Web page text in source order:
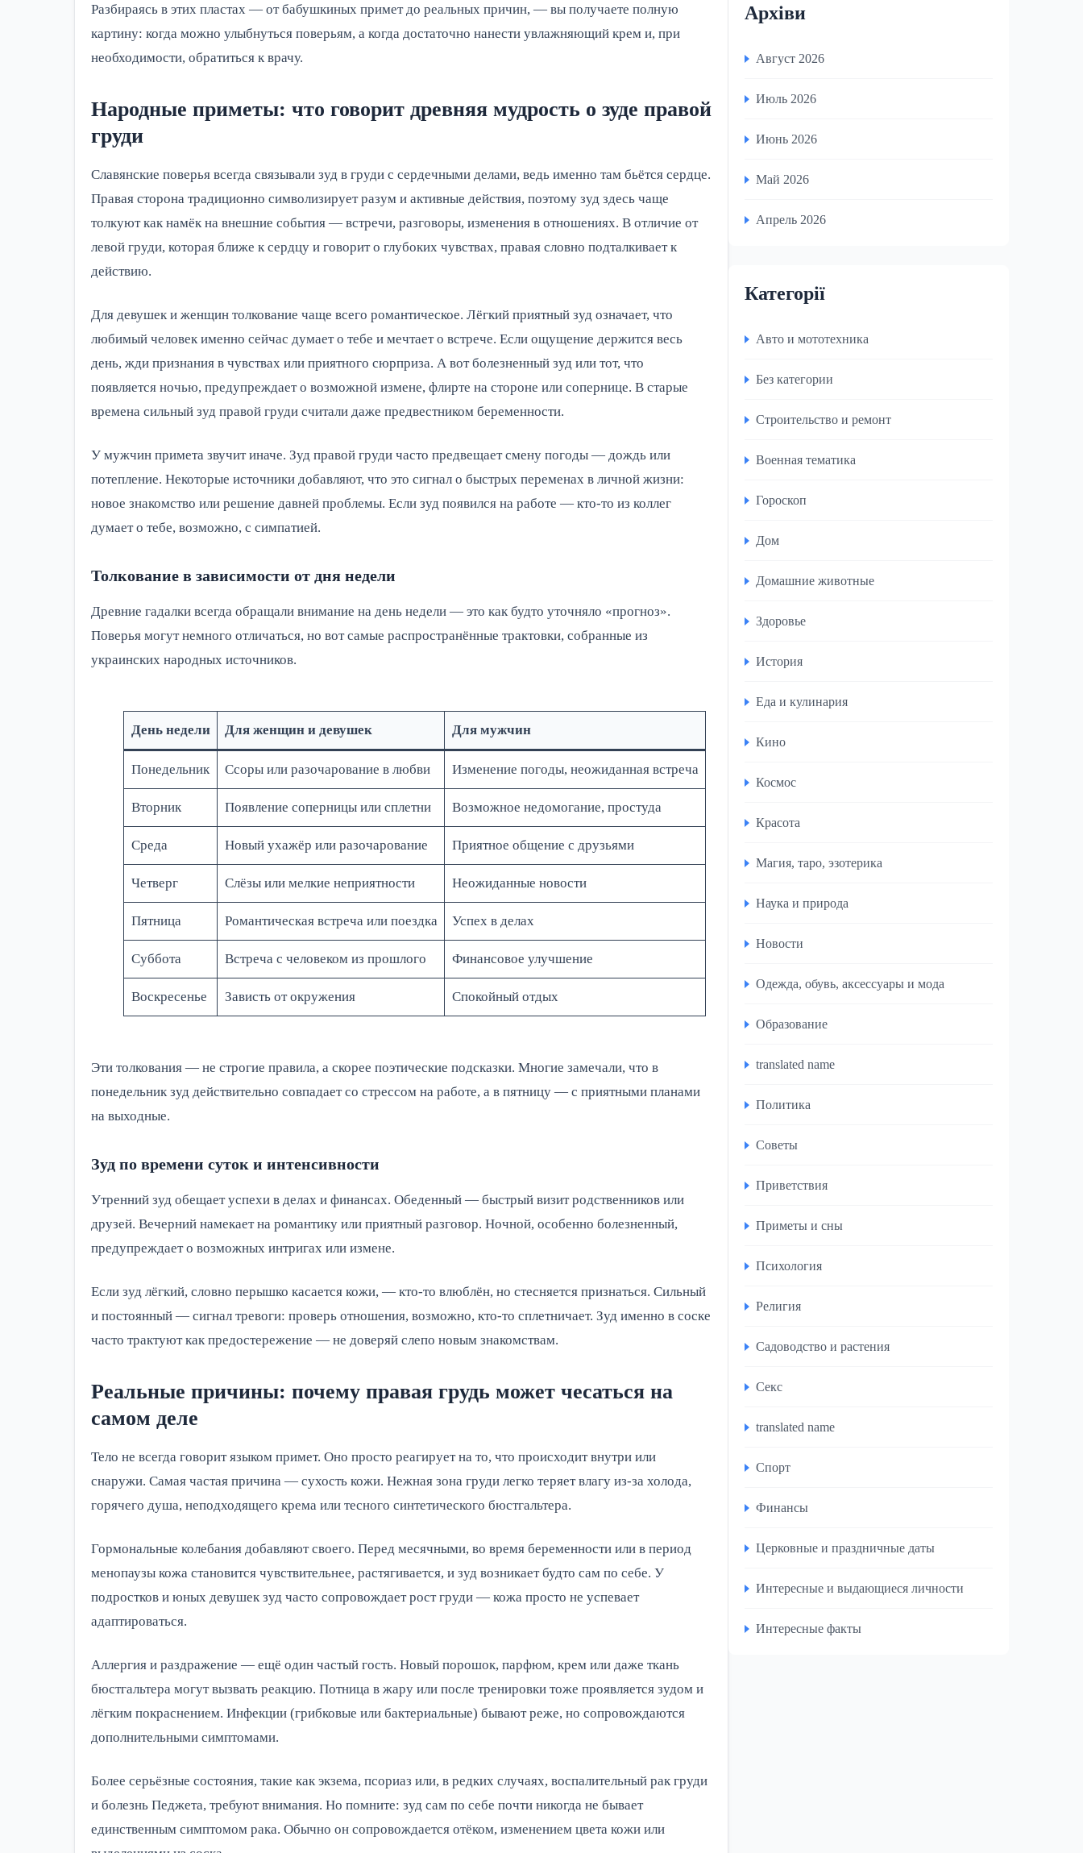
Разбираясь в этих пластах — от бабушкиных примет до реальных причин, — вы получаете полную
картину: когда можно улыбнуться поверьям, а когда достаточно нанести увлажняющий крем и, при
необходимости, обратиться к врачу.
Народные приметы: что говорит древняя мудрость о зуде правой
груди
Славянские поверья всегда связывали зуд в груди с сердечными делами, ведь именно там бьётся сердце.
Правая сторона традиционно символизирует разум и активные действия, поэтому зуд здесь чаще
толкуют как намёк на внешние события — встречи, разговоры, изменения в отношениях. В отличие от
левой груди, которая ближе к сердцу и говорит о глубоких чувствах, правая словно подталкивает к
действию.
Для девушек и женщин толкование чаще всего романтическое. Лёгкий приятный зуд означает, что
любимый человек именно сейчас думает о тебе и мечтает о встрече. Если ощущение держится весь
день, жди признания в чувствах или приятного сюрприза. А вот болезненный зуд или тот, что
появляется ночью, предупреждает о возможной измене, флирте на стороне или сопернице. В старые
времена сильный зуд правой груди считали даже предвестником беременности.
У мужчин примета звучит иначе. Зуд правой груди часто предвещает смену погоды — дождь или
потепление. Некоторые источники добавляют, что это сигнал о быстрых переменах в личной жизни:
новое знакомство или решение давней проблемы. Если зуд появился на работе — кто-то из коллег
думает о тебе, возможно, с симпатией.
Толкование в зависимости от дня недели
Древние гадалки всегда обращали внимание на день недели — это как будто уточняло «прогноз».
Поверья могут немного отличаться, но вот самые распространённые трактовки, собранные из
украинских народных источников.
День недели Для женщин и девушек Для мужчин
Понедельник Ссоры или разочарование в любви Изменение погоды, неожиданная встреча
Вторник Появление соперницы или сплетни Возможное недомогание, простуда
Среда Новый ухажёр или разочарование Приятное общение с друзьями
Четверг Слёзы или мелкие неприятности Неожиданные новости
Пятница Романтическая встреча или поездка Успех в делах
Суббота Встреча с человеком из прошлого Финансовое улучшение
Воскресенье Зависть от окружения Спокойный отдых
Эти толкования — не строгие правила, а скорее поэтические подсказки. Многие замечали, что в
понедельник зуд действительно совпадает со стрессом на работе, а в пятницу — с приятными планами
на выходные.
Зуд по времени суток и интенсивности
Утренний зуд обещает успехи в делах и финансах. Обеденный — быстрый визит родственников или
друзей. Вечерний намекает на романтику или приятный разговор. Ночной, особенно болезненный,
предупреждает о возможных интригах или измене.
Если зуд лёгкий, словно перышко касается кожи, — кто-то влюблён, но стесняется признаться. Сильный
и постоянный — сигнал тревоги: проверь отношения, возможно, кто-то сплетничает. Зуд именно в соске
часто трактуют как предостережение — не доверяй слепо новым знакомствам.
Реальные причины: почему правая грудь может чесаться на
самом деле
Тело не всегда говорит языком примет. Оно просто реагирует на то, что происходит внутри или
снаружи. Самая частая причина — сухость кожи. Нежная зона груди легко теряет влагу из-за холода,
горячего душа, неподходящего крема или тесного синтетического бюстгальтера.
Гормональные колебания добавляют своего. Перед месячными, во время беременности или в период
менопаузы кожа становится чувствительнее, растягивается, и зуд возникает будто сам по себе. У
подростков и юных девушек зуд часто сопровождает рост груди — кожа просто не успевает
адаптироваться.
Аллергия и раздражение — ещё один частый гость. Новый порошок, парфюм, крем или даже ткань
бюстгальтера могут вызвать реакцию. Потница в жару или после тренировки тоже проявляется зудом и
лёгким покраснением. Инфекции (грибковые или бактериальные) бывают реже, но сопровождаются
дополнительными симптомами.
Более серьёзные состояния, такие как экзема, псориаз или, в редких случаях, воспалительный рак груди
и болезнь Педжета, требуют внимания. Но помните: зуд сам по себе почти никогда не бывает
единственным симптомом рака. Обычно он сопровождается отёком, изменением цвета кожи или
Архіви
Август 2026
Июль 2026
Июнь 2026
Май 2026
Апрель 2026
Категорії
Авто и мототехника
Без категории
Строительство и ремонт
Военная тематика
Гороскоп
Дом
Домашние животные
Здоровье
История
Еда и кулинария
Кино
Космос
Красота
Магия, таро, эзотерика
Наука и природа
Новости
Одежда, обувь, аксессуары и мода
Образование
translated name
Политика
Советы
Приветствия
Приметы и сны
Психология
Религия
Садоводство и растения
Секс
translated name
Спорт
Финансы
Церковные и праздничные даты
Интересные и выдающиеся личности
Интересные факты